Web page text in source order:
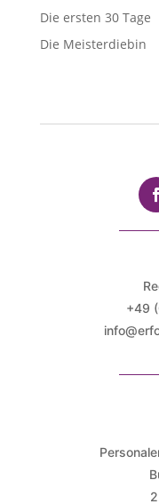
Die ersten 30 Tage
Die Meisterdiebin
+49